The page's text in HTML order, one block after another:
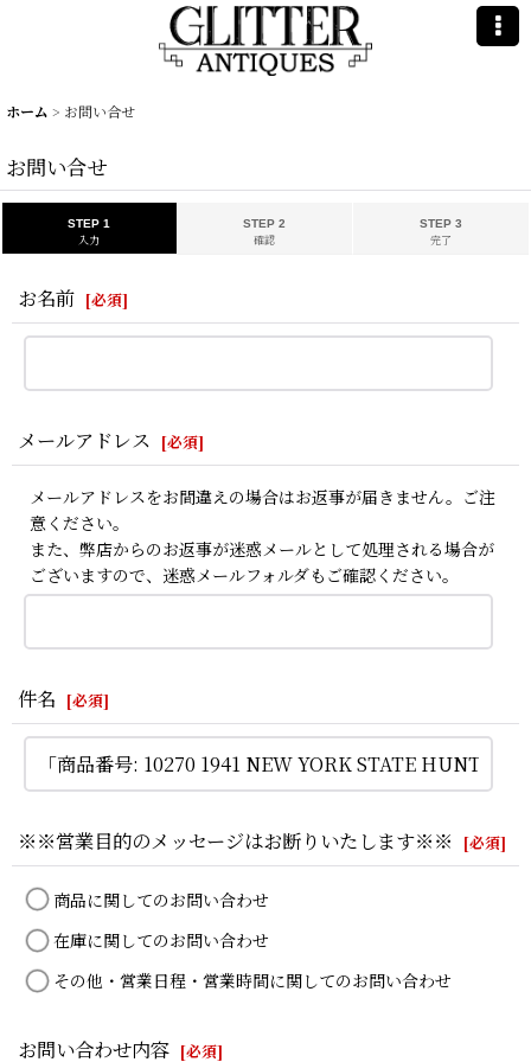
ホーム > お問い合せ
お問い合せ
STEP 1
入力
STEP 2
確認
STEP 3
完了
お名前 [必須]
メールアドレス [必須]
メールアドレスをお間違えの場合はお返事が届きません。ご注
意ください。
また、弊店からのお返事が迷惑メールとして処理される場合が
ございますので、迷惑メールフォルダもご確認ください。
件名 [必須]
※※営業目的のメッセージはお断りいたします※※ [必須]
商品に関してのお問い合わせ
在庫に関してのお問い合わせ
その他・営業日程・営業時間に関してのお問い合わせ
お問い合わせ内容 [必須]